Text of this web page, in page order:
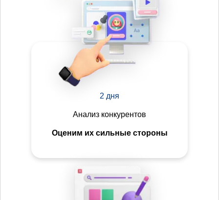
2 дня
Анализ конкурентов
Оценим их сильные стороны